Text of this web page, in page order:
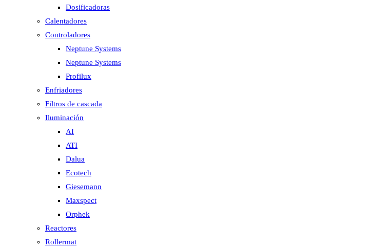
Dosificadoras
Calentadores
Controladores
Neptune Systems
Neptune Systems
Profilux
Enfriadores
Filtros de cascada
Iluminación
AI
ATI
Dalua
Ecotech
Giesemann
Maxspect
Orphek
Reactores
Rollermat